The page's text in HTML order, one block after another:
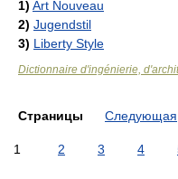
1) Art Nouveau
2) Jugendstil
3) Liberty Style
Dictionnaire d'ingénierie,
Страницы Следующая
1 2 3 4